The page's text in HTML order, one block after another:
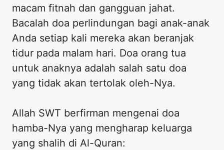
macam fitnah dan gangguan jahat.
Bacalah doa perlindungan bagi anak-anak
Anda setiap kali mereka akan beranjak
tidur pada malam hari. Doa orang tua
untuk anaknya adalah salah satu doa
yang tidak akan tertolak oleh-Nya.
Allah SWT berfirman mengenai doa
hamba-Nya yang mengharap keluarga
yang shalih di Al-Quran: